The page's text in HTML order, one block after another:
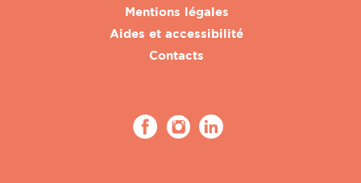
Mentions légales
Aides et accessibilité
Contacts